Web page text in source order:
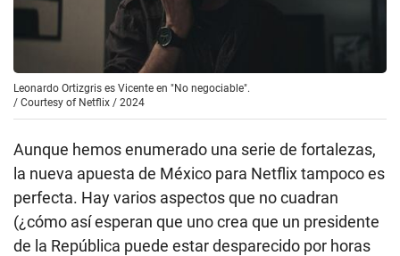
Leonardo Ortizgris es Vicente en "No negociable".
/ Courtesy of Netflix / 2024
Aunque hemos enumerado una serie de fortalezas,
la nueva apuesta de México para Netflix tampoco es
perfecta. Hay varios aspectos que no cuadran
(¿cómo así esperan que uno crea que un presidente
de la República puede estar desparecido por horas